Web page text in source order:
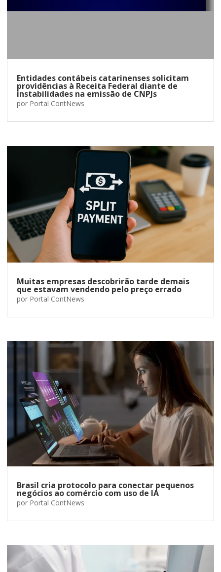
Entidades contábeis catarinenses solicitam
providências à Receita Federal diante de
instabilidades na emissão de CNPJs
por Portal ContNews
Muitas empresas descobrirão tarde demais
que estavam vendendo pelo preço errado
por Portal ContNews
Brasil cria protocolo para conectar pequenos
negócios ao comércio com uso de IA
por Portal ContNews